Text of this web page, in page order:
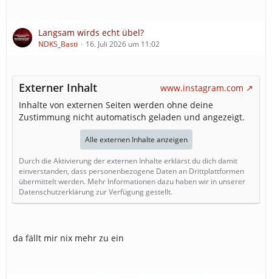
Langsam wirds echt übel?
NDKS_Basti 16. Juli 2026 um 11:02
Externer Inhalt
www.instagram.com
Inhalte von externen Seiten werden ohne deine
Zustimmung nicht automatisch geladen und angezeigt.
Alle externen Inhalte anzeigen
Durch die Aktivierung der externen Inhalte erklärst du dich damit
einverstanden, dass personenbezogene Daten an Drittplattformen
übermittelt werden. Mehr Informationen dazu haben wir in unserer
Datenschutzerklärung zur Verfügung gestellt.
da fällt mir nix mehr zu ein